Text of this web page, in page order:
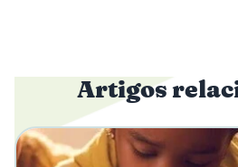
Artigos